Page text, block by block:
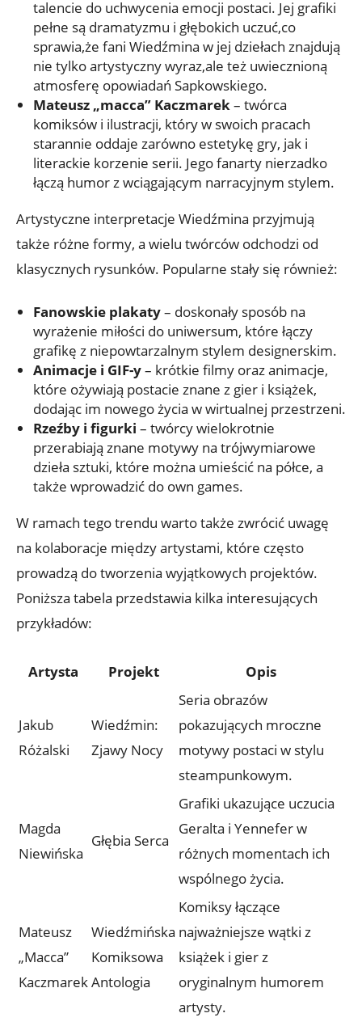
talencie do uchwycenia emocji postaci. Jej grafiki
pełne są dramatyzmu i głębokich uczuć,co
sprawia,że fani Wiedźmina w jej dziełach znajdują
nie tylko artystyczny wyraz,ale też uwiecznioną
atmosferę opowiadań Sapkowskiego.
Mateusz „macca” Kaczmarek – twórca
komiksów i ilustracji, który w swoich pracach
starannie oddaje zarówno estetykę gry, jak i
literackie korzenie serii. Jego fanarty nierzadko
łączą humor z wciągającym narracyjnym stylem.
Artystyczne interpretacje Wiedźmina przyjmują
także różne formy, a wielu twórców odchodzi od
klasycznych rysunków. Popularne stały się również:
Fanowskie plakaty– doskonały sposób na
wyrażenie miłości do uniwersum, które łączy
grafikę z niepowtarzalnym stylem designerskim.
Animacje i GIF-y– krótkie filmy oraz animacje,
które ożywiają postacie znane z gier i książek,
dodając im nowego życia w wirtualnej przestrzeni.
Rzeźby i figurki – twórcy wielokrotnie
przerabiają znane motywy na trójwymiarowe
dzieła sztuki, które można umieścić na półce, a
także wprowadzić do own games.
W ramach tego trendu warto także zwrócić uwagę
na kolaboracje między artystami, które często
prowadzą do tworzenia wyjątkowych projektów.
Poniższa tabela przedstawia kilka interesujących
przykładów:
Artysta Projekt Opis
Jakub
Różalski
Wiedźmin:
Zjawy Nocy
Seria obrazów
pokazujących mroczne
motywy postaci w stylu
steampunkowym.
Magda
Niewińska
Głębia Serca
Grafiki ukazujące uczucia
Geralta i Yennefer w
różnych momentach ich
wspólnego życia.
Mateusz
„Macca”
Kaczmarek
Wiedźmińska
Komiksowa
Antologia
Komiksy łączące
najważniejsze wątki z
książek i gier z
oryginalnym humorem
artysty.